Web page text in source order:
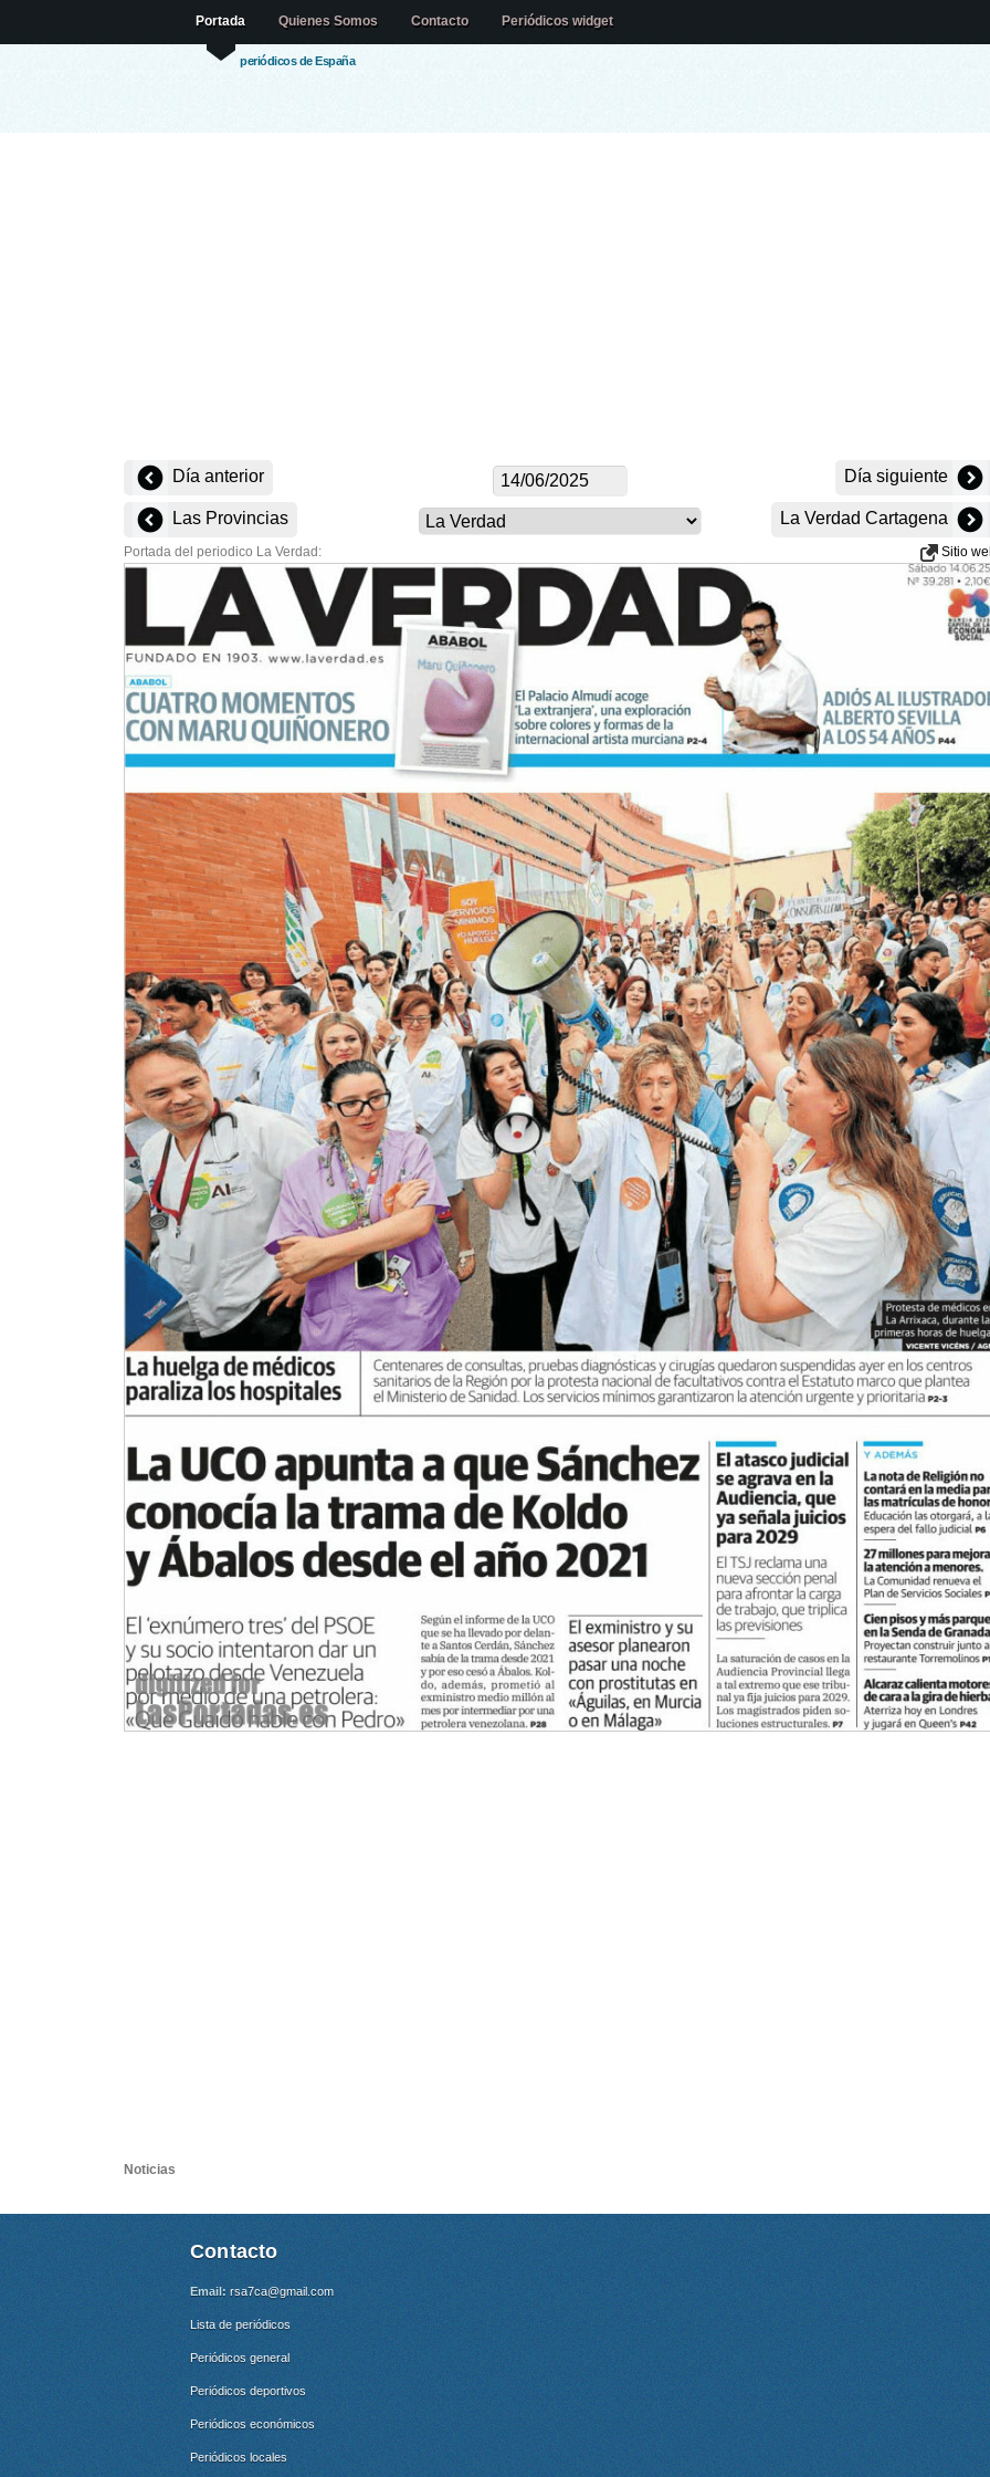
periódicos de España
Portada Quienes Somos Contacto Periódicos widget
Día anterior Día siguiente
Las Provincias La Verdad Cartagena
Portada del periodico La Verdad: Sitio
Noticias
Contacto
Email: rsa7ca@gmail.com
Lista de periódicos
Periódicos general
Periódicos deportivos
Periódicos económicos
Periódicos locales